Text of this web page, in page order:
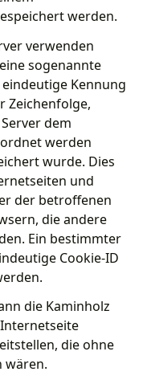
werden.
verwenden
sogenannte
eindeutige Kennung
Zeichenfolge,
dem
werden
wurde. Dies
und
der betroffenen
die andere
Ein bestimmter
Cookie-ID
die Kaminholz
die ohne
wären.